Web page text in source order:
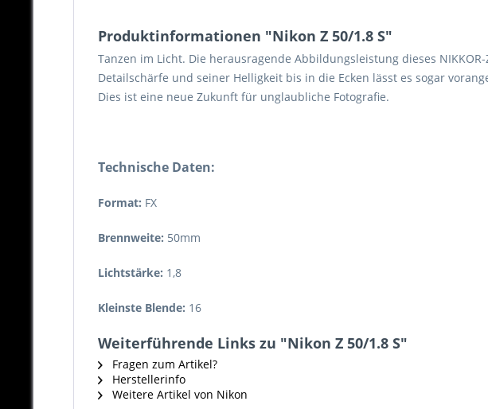
Produktinformationen "Nikon Z 50/1.8 S"
Tanzen im Licht. Die herausragende Abbildungsleistung dieses
Detailschärfe und seiner Helligkeit bis in die Ecken lässt es sogar
Dies ist eine neue Zukunft für unglaubliche Fotografie.
Technische Daten:
Format: FX
Brennweite: 50mm
Lichtstärke: 1,8
Kleinste Blende: 16
Weiterführende Links zu "Nikon Z 50/1.8 S"
Fragen zum Artikel?
Herstellerinfo
Weitere Artikel von Nikon